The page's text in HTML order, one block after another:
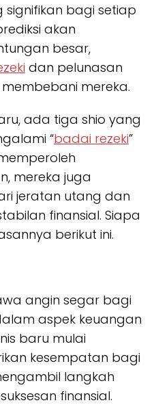
bagi setiap
akan
besar,
dan pelunasan
mereka.
ada tiga shio yang
“badai rezeki”
mereka juga
jeratan utang dan
finansial. Siapa
berikut ini.
angin segar bagi
aspek keuangan
baru mulai
kesempatan bagi
langkah
finansial.